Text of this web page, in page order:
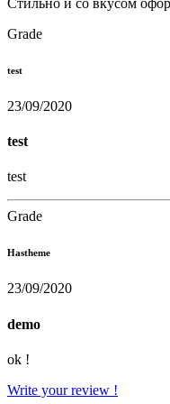
Grade
test
23/09/2020
test
test
Grade
Hastheme
23/09/2020
demo
ok !
Write your review !